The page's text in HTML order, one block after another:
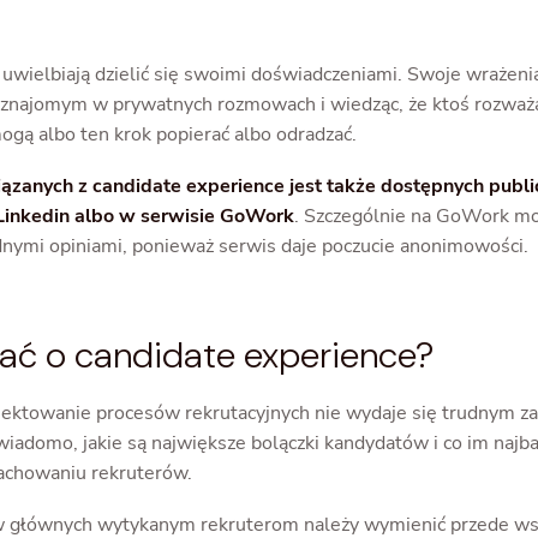
dzielić się swoimi doświadczeniami. Swoje
w prywatnych rozmowach i wiedząc, że ktoś
albo ten krok popierać albo odradzać.
z candidate experience jest także dostępnych
albo w serwisie GoWork. Szczególnie na GoWork
opiniami, ponieważ serwis daje poczucie anonimowości.
o candidate experience?
procesów rekrutacyjnych nie wydaje się trudnym
jakie są największe bolączki kandydatów i co im
rekruterów.
głównych wytykanym rekruterom należy wymienić przede